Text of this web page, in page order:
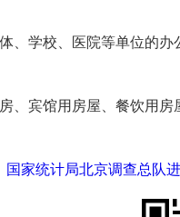
、学校、医院等单位的办
、宾馆用房屋、餐饮用
家统计局北京调查总队